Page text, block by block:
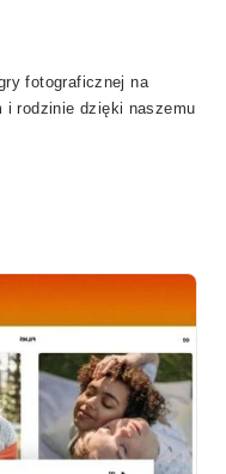
fotograficznej na
i rodzinie dzięki naszemu